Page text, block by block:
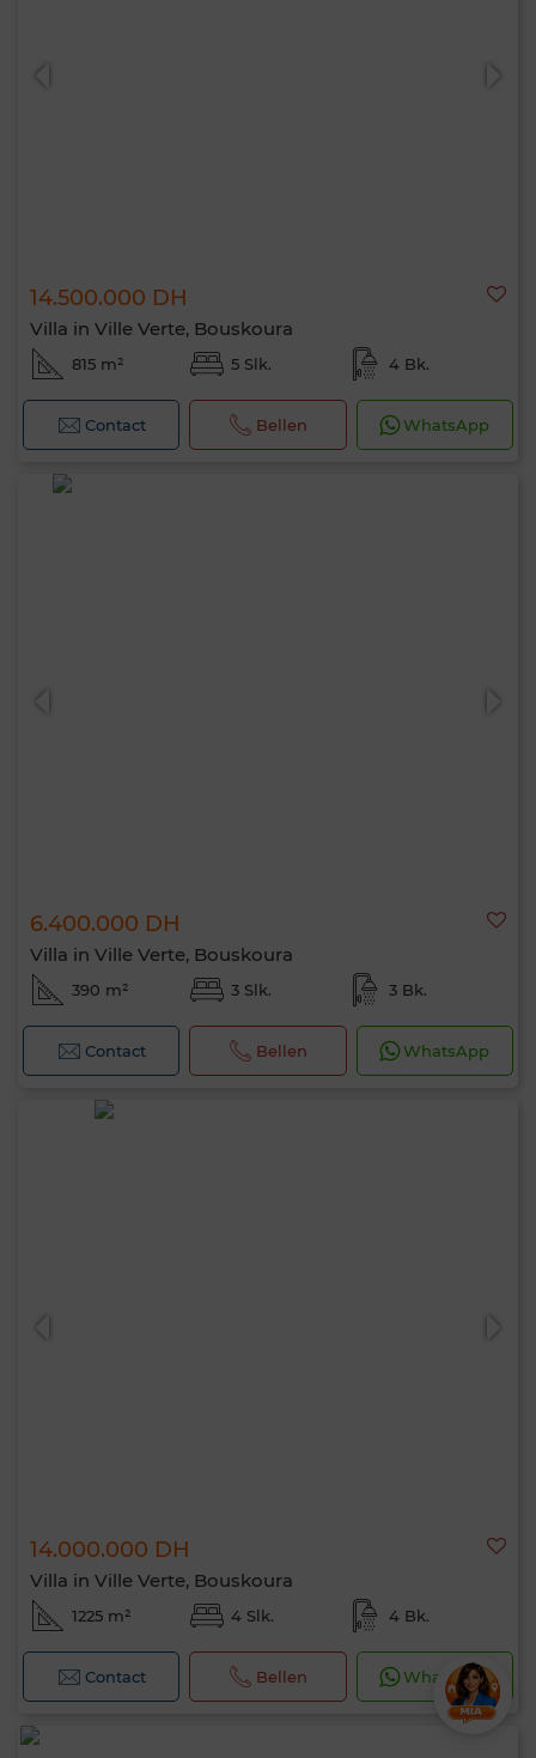
14.500.000 DH
Villa in Ville Verte, Bouskoura
815 m² 5 Slk. 4 Bk.
Contact Bellen WhatsApp
6.400.000 DH
Villa in Ville Verte, Bouskoura
390 m² 3 Slk. 3 Bk.
Contact Bellen WhatsApp
14.000.000 DH
Villa in Ville Verte, Bouskoura
1225 m² 4 Slk. 4 Bk.
Contact Bellen WhatsApp